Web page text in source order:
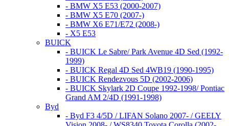
- BMW X5 E53 (2000-2007)
- BMW X5 E70 (2007-)
- BMW X6 E71/E72 (2008-)
- X5 E53
BUICK
- BUICK Le Sabre/ Park Avenue 4D Sed (1992-
1999)
- BUICK Regal 4D Sed 4WB19 (1990-1995)
- BUICK Rendezvous 5D (2002-2006)
- BUICK Skylark 2D Coupe 1992-1998/ Pontiac
Grand AM 2/4D (1991-1998)
Byd
- Byd F3 4/5D / LIFAN Solano 2007- / GEELY